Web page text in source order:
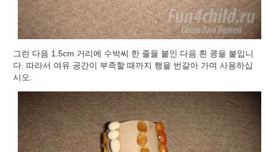
그런 다음 1.5cm 거리에 수박씨 한 줄을 붙인 다음 흰 콩을 붙입니
다. 따라서 여유 공간이 부족할 때까지 행을 번갈아 가며 사용하십
시오.